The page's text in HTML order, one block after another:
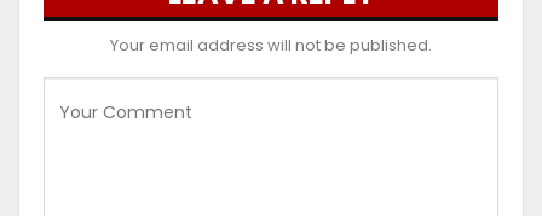
Your email address will not be published.